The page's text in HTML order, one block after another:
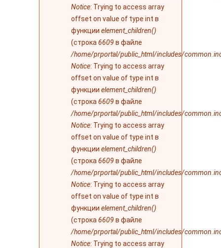
Notice: Trying to access array
offset on value of type int в
функции element_children()
(строка 6609 в файле
/home/prportal/public_html/includes/
Notice: Trying to access array
offset on value of type int в
функции element_children()
(строка 6609 в файле
/home/prportal/public_html/includes/
Notice: Trying to access array
offset on value of type int в
функции element_children()
(строка 6609 в файле
/home/prportal/public_html/includes/
Notice: Trying to access array
offset on value of type int в
функции element_children()
(строка 6609 в файле
/home/prportal/public_html/includes/
Notice: Trying to access array